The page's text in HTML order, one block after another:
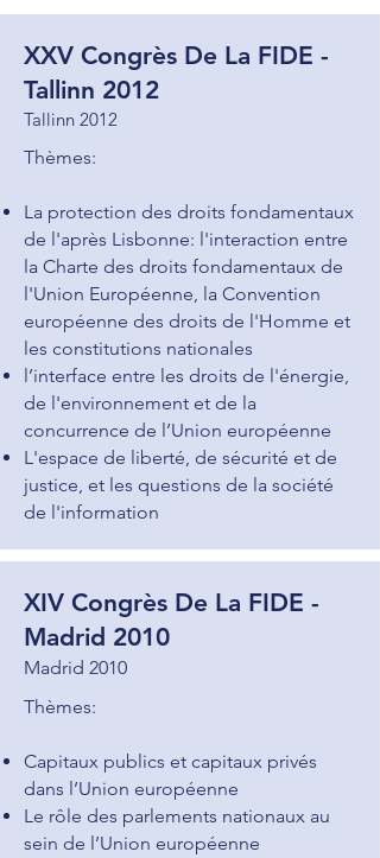
XXV Congrès De La FIDE -
Tallinn 2012
Tallinn 2012
Thèmes:
La protection des droits fondamentaux
de l'après Lisbonne: l'interaction entre
la Charte des droits fondamentaux de
l'Union Européenne, la Convention
européenne des droits de l'Homme et
les constitutions nationales
l’interface entre les droits de l'énergie,
de l'environnement et de la
concurrence de l’Union européenne
L'espace de liberté, de sécurité et de
justice, et les questions de la société
de l'information
XIV Congrès De La FIDE -
Madrid 2010
Madrid 2010
Thèmes:
Capitaux publics et capitaux privés
dans l’Union européenne
Le rôle des parlements nationaux au
sein de l’Union européenne